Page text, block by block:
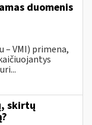
duomenis
– VMI) primena,
skirtų